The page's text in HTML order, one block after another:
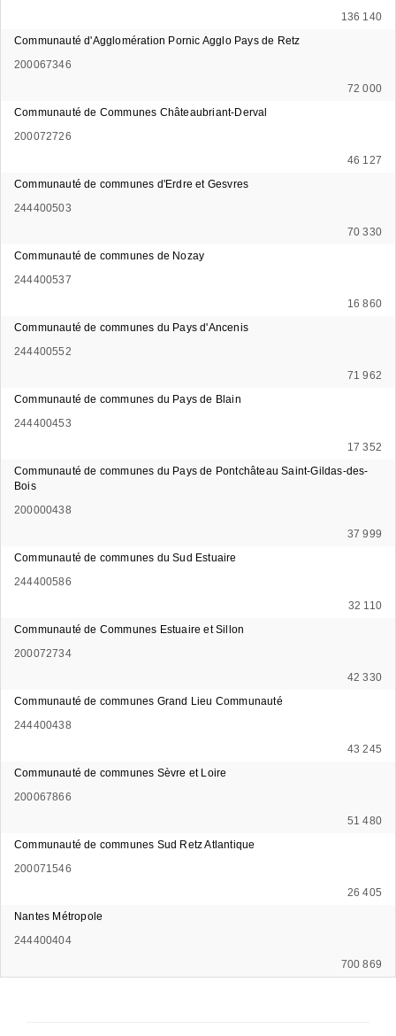
136 140
Communauté d'Agglomération Pornic Agglo Pays de Retz
200067346
72 000
Communauté de Communes Châteaubriant-Derval
200072726
46 127
Communauté de communes d'Erdre et Gesvres
244400503
70 330
Communauté de communes de Nozay
244400537
16 860
Communauté de communes du Pays d'Ancenis
244400552
71 962
Communauté de communes du Pays de Blain
244400453
17 352
Communauté de communes du Pays de Pontchâteau Saint-Gildas-des-
Bois
200000438
37 999
Communauté de communes du Sud Estuaire
244400586
32 110
Communauté de Communes Estuaire et Sillon
200072734
42 330
Communauté de communes Grand Lieu Communauté
244400438
43 245
Communauté de communes Sèvre et Loire
200067866
51 480
Communauté de communes Sud Retz Atlantique
200071546
26 405
Nantes Métropole
244400404
700 869